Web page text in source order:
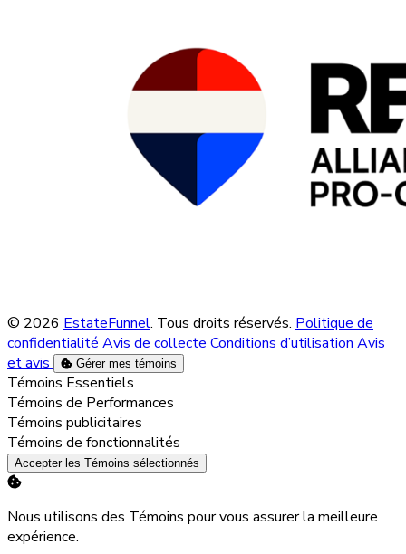
© 2026 EstateFunnel. Tous droits réservés. Politique de
confidentialitéAvis de collecteConditions d’utilisationAvis
et avis
Gérer mes témoins
Activer
Témoins Essentiels
Activer
Témoins de Performances
Activer
Témoins publicitaires
Activer
Témoins de fonctionnalités
Accepter les Témoins sélectionnés
Nous utilisons des Témoins pour vous assurer la meilleure
expérience.